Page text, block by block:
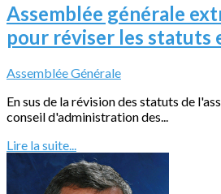
Assemblée générale
pour réviser les statuts
Assemblée Générale
En sus de la révision des statuts de
conseil d'administration des...
Lire la suite...